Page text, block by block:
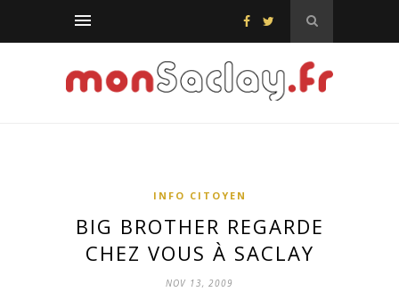
INFO CITOYEN
BIG BROTHER REGARDE
CHEZ VOUS À SACLAY
NOV 13, 2009